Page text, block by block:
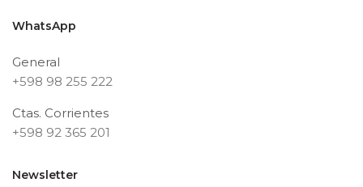
WhatsApp
General
+598 98 255 222
Ctas. Corrientes
+598 92 365 201
Newsletter